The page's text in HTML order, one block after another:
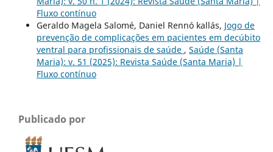
Fluxo contínuo
Geraldo Magela Salomé, Daniel Rennó kallás, Jogo de
prevenção de complicações em pacientes em decúbito
ventral para profissionais de saúde , Saúde (Santa
Maria): v. 51 (2025): Revista Saúde (Santa Maria) |
Fluxo contínuo
Publicado por